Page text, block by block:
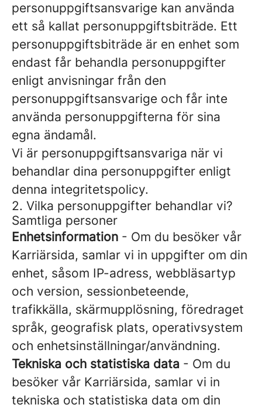
personuppgiftsansvarige kan använda
ett så kallat personuppgiftsbiträde. Ett
personuppgiftsbiträde är en enhet som
endast får behandla personuppgifter
enligt anvisningar från den
personuppgiftsansvarige och får inte
använda personuppgifterna för sina
egna ändamål.
Vi är personuppgiftsansvariga när vi
behandlar dina personuppgifter enligt
denna integritetspolicy.
2. Vilka personuppgifter behandlar vi?
Samtliga personer
Enhetsinformation - Om du besöker vår
Karriärsida, samlar vi in uppgifter om din
enhet, såsom IP-adress, webbläsartyp
och version, sessionbeteende,
trafikkälla, skärmupplösning, föredraget
språk, geografisk plats, operativsystem
och enhetsinställningar/användning.
Tekniska och statistiska data - Om du
besöker vår Karriärsida, samlar vi in
tekniska och statistiska data om din